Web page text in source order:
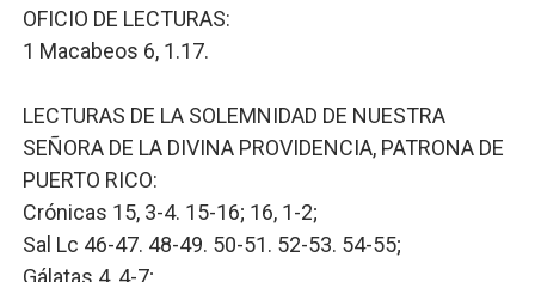
OFICIO DE LECTURAS:
1 Macabeos 6, 1.17.
LECTURAS DE LA SOLEMNIDAD DE NUESTRA
SEÑORA DE LA DIVINA PROVIDENCIA, PATRONA DE
PUERTO RICO:
Crónicas 15, 3-4. 15-16; 16, 1-2;
Sal Lc 46-47. 48-49. 50-51. 52-53. 54-55;
Gálatas 4, 4-7;